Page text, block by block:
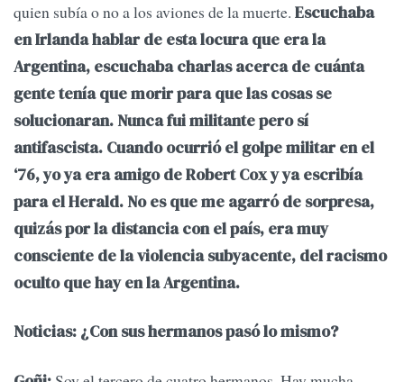
quien subía o no a los aviones de la muerte. Escuchaba
en Irlanda hablar de esta locura que era la
Argentina, escuchaba charlas acerca de cuánta
gente tenía que morir para que las cosas se
solucionaran. Nunca fui militante pero sí
antifascista. Cuando ocurrió el golpe militar en el
‘76, yo ya era amigo de Robert Cox y ya escribía
para el Herald. No es que me agarró de sorpresa,
quizás por la distancia con el país, era muy
consciente de la violencia subyacente, del racismo
oculto que hay en la Argentina.
Noticias: ¿Con sus hermanos pasó lo mismo?